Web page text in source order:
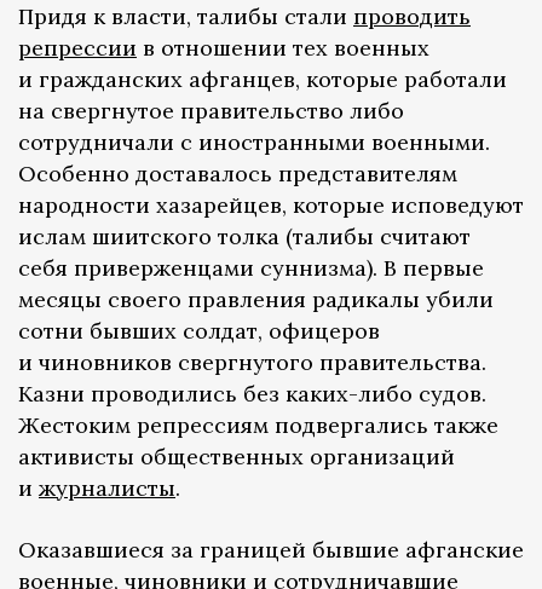
Придя к власти, талибы стали проводить
репрессии в отношении тех военных
и гражданских афганцев, которые работали
на свергнутое правительство либо
сотрудничали с иностранными военными.
Особенно доставалось представителям
народности хазарейцев, которые исповедуют
ислам шиитского толка (талибы считают
себя приверженцами суннизма). В первые
месяцы своего правления радикалы убили
сотни бывших солдат, офицеров
и чиновников свергнутого правительства.
Казни проводились без каких-либо судов.
Жестоким репрессиям подвергались также
активисты общественных организаций
и журналисты.
Оказавшиеся за границей бывшие афганские
военные, чиновники и сотрудничавшие